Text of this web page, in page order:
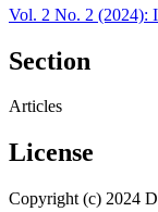
Vol. 2 No. 2 (2024):
Section
Articles
License
Copyright (c) 2024